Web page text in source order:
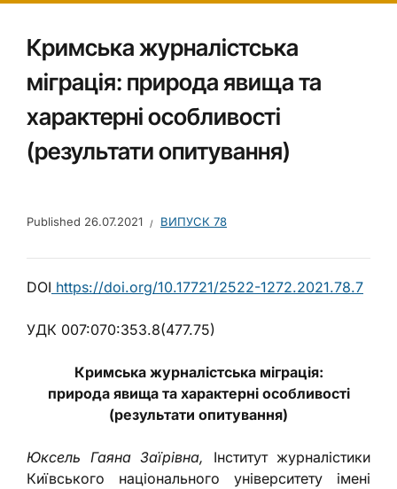
Кримська журналістська
міграція: природа явища та
характерні особливості
(результати опитування)
Published 26.07.2021 ВИПУСК 78
DOI https://doi.org/10.17721/2522-1272.2021.78.7
УДК 007:070:353.8(477.75)
Кримська журналістська міграція:
природа явища та характерні особливості
(результати опитування)
Юксель Гаяна Заїрівна, Інститут журналістики
Київського національного університету імені